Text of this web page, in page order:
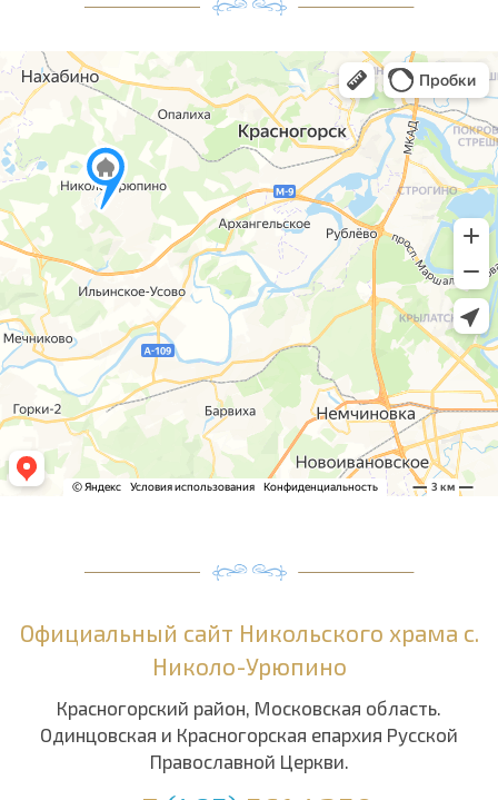
Официальный сайт Никольского храма с.
Николо-Урюпино
Красногорский район, Московская область.
Одинцовская и Красногорская епархия Русской
Православной Церкви.